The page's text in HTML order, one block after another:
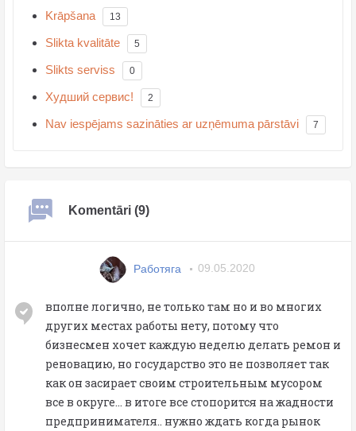
Krāpšana 13
Slikta kvalitāte 5
Slikts serviss 0
Худший сервис! 2
Nav iespējams sazināties ar uzņēmuma pārstāvi 7
Komentāri (9)
Работяга 09.05.2020
вполне логично, не только там но и во многих
других местах работы нету, потому что
бизнесмен хочет каждую неделю делать ремон и
реновацию, но государство это не позволяет так
как он засирает своим строительным мусором
все в округе... в итоге все стопорится на жадности
предпринимателя.. нужно ждать когда рынок